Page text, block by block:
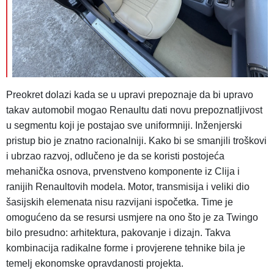
Preokret dolazi kada se u upravi prepoznaje da bi upravo
takav automobil mogao Renaultu dati novu prepoznatljivost
u segmentu koji je postajao sve uniformniji. Inženjerski
pristup bio je znatno racionalniji. Kako bi se smanjili troškovi
i ubrzao razvoj, odlučeno je da se koristi postojeća
mehanička osnova, prvenstveno komponente iz Clija i
ranijih Renaultovih modela. Motor, transmisija i veliki dio
šasijskih elemenata nisu razvijani ispočetka. Time je
omogućeno da se resursi usmjere na ono što je za Twingo
bilo presudno: arhitektura, pakovanje i dizajn. Takva
kombinacija radikalne forme i provjerene tehnike bila je
temelj ekonomske opravdanosti projekta.